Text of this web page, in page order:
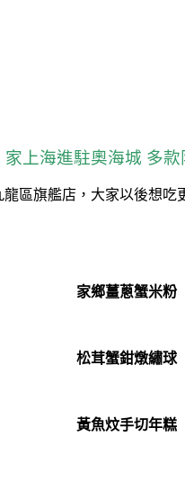
家上海進駐奧海城 多款
區旗艦店，大家以後想吃
家鄉薑蔥蟹米粉
松茸蟹鉗燉繡球
黃魚炆手切年糕